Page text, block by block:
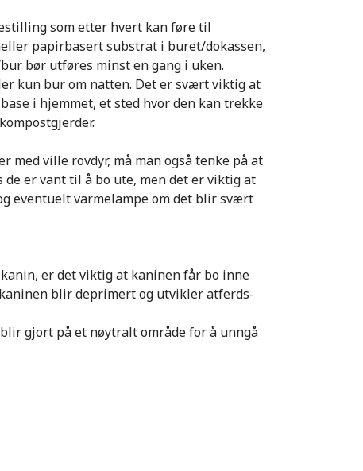
som etter hvert kan føre til
papirbasert substrat i buret/dokassen,
bør utføres minsten gang i uken.
kun bur om natten. Det er svært viktig at
i hjemmet, et sted hvor den kan trekke
r med ville rovdyr, må man også tenke på at
er vant til å bo ute, men det er viktig at
eventuelt varmelampe om det blir svært
er det viktig at kaninen får bo inne
blir deprimert og utvikler atferds-
gjort på et nøytralt områdefor å unngå